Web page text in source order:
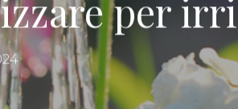
per